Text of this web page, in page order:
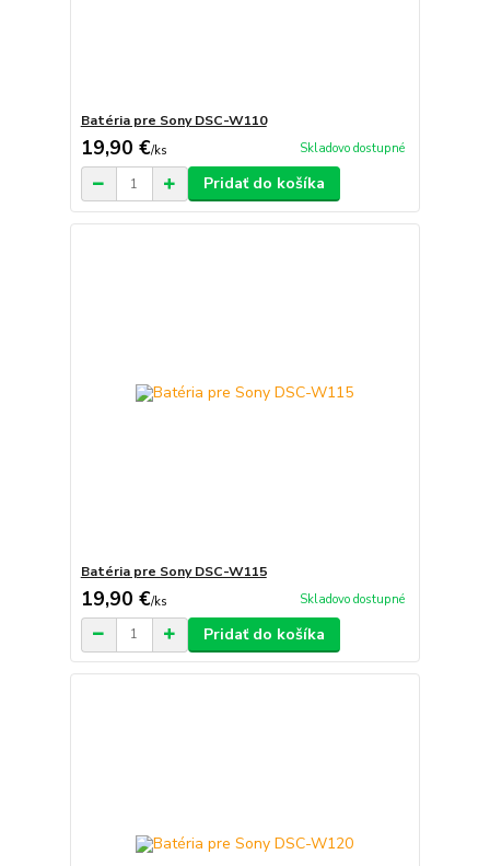
Batéria pre Sony DSC-W110
19,90 €/ks Skladovo dostupné
Pridať do košíka
Batéria pre Sony DSC-W115
19,90 €/ks Skladovo dostupné
Pridať do košíka